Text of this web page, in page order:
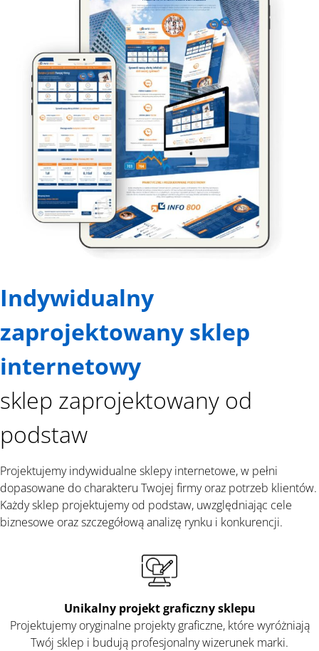
Indywidualny
zaprojektowany sklep
internetowy
sklep zaprojektowany od
podstaw
Projektujemy indywidualne sklepy internetowe, w pełni
dopasowane do charakteru Twojej firmy oraz potrzeb klientów.
Każdy sklep projektujemy od podstaw, uwzględniając cele
biznesowe oraz szczegółową analizę rynku i konkurencji.
Unikalny projekt graficzny sklepu
Projektujemy oryginalne projekty graficzne, które wyróżniają
Twój sklep i budują profesjonalny wizerunek marki.